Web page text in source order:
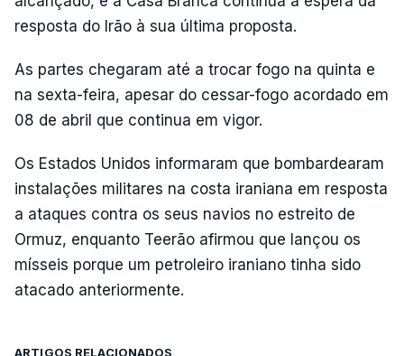
resposta do Irão à sua última proposta.
As partes chegaram até a trocar fogo na quinta e
na sexta-feira, apesar do cessar-fogo acordado em
08 de abril que continua em vigor.
Os Estados Unidos informaram que bombardearam
instalações militares na costa iraniana em resposta
a ataques contra os seus navios no estreito de
Ormuz, enquanto Teerão afirmou que lançou os
mísseis porque um petroleiro iraniano tinha sido
atacado anteriormente.
ARTIGOS RELACIONADOS